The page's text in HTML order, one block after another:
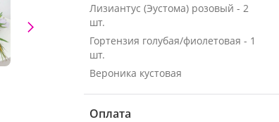
Лизиантус (Эустома) розовый - 2
шт.
Гортензия голубая/фиолетовая - 1
шт.
Вероника кустовая
Оплата